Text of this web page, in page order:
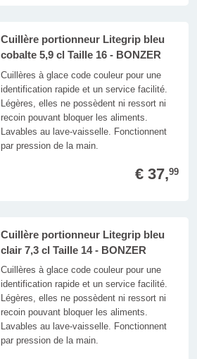
Cuillère portionneur Litegrip bleu
cobalte 5,9 cl Taille 16 - BONZER
Cuillères à glace code couleur pour une
identification rapide et un service facilité.
Légères, elles ne possèdent ni ressort ni
recoin pouvant bloquer les aliments.
Lavables au lave-vaisselle. Fonctionnent
par pression de la main.
€ 37,99
Cuillère portionneur Litegrip bleu
clair 7,3 cl Taille 14 - BONZER
Cuillères à glace code couleur pour une
identification rapide et un service facilité.
Légères, elles ne possèdent ni ressort ni
recoin pouvant bloquer les aliments.
Lavables au lave-vaisselle. Fonctionnent
par pression de la main.